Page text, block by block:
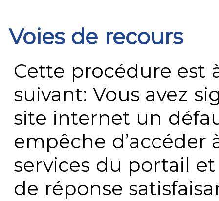
Voies de recours
Cette procédure est
suivant: Vous avez
site internet un
empêche
services du portail
de réponse